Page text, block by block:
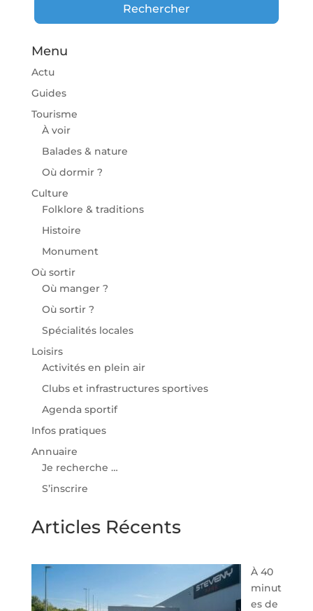
RechercherRechercher
Menu
Actu
Guides
Tourisme
À voir
Balades & nature
Où dormir ?
Culture
Folklore & traditions
Histoire
Monument
Où sortir
Où manger ?
Où sortir ?
Spécialités locales
Loisirs
Activités en plein air
Clubs et infrastructures sportives
Agenda sportif
Infos pratiques
Annuaire
Je recherche …
S’inscrire
Articles Récents
À 40
minut
es de